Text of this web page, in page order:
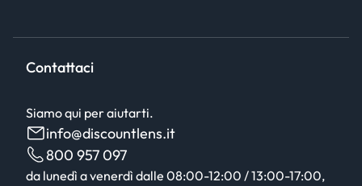
Contattaci
Siamo qui per aiutarti.
info@discountlens.it
800 957 097
da lunedì a venerdì dalle 08:00-12:00 / 13:00-17:00,